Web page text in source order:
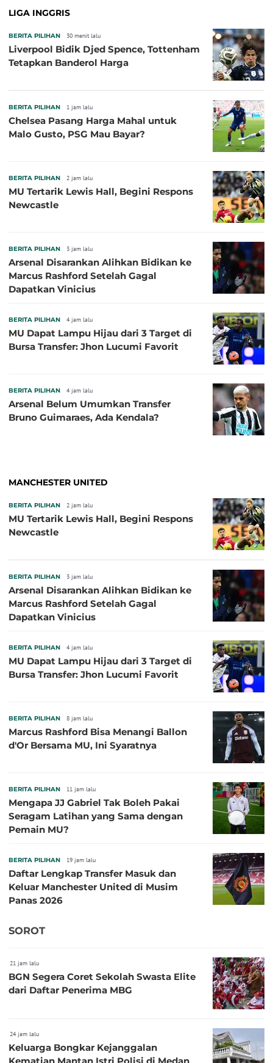
LIGA INGGRIS
BERITA PILIHAN 30 menit lalu
Liverpool Bidik Djed Spence, Tottenham
Tetapkan Banderol Harga
BERITA PILIHAN 1 jam lalu
Chelsea Pasang Harga Mahal untuk
Malo Gusto, PSG Mau Bayar?
BERITA PILIHAN 2 jam lalu
MU Tertarik Lewis Hall, Begini Respons
Newcastle
BERITA PILIHAN 3 jam lalu
Arsenal Disarankan Alihkan Bidikan ke
Marcus Rashford Setelah Gagal
Dapatkan Vinicius
BERITA PILIHAN 4 jam lalu
MU Dapat Lampu Hijau dari 3 Target di
Bursa Transfer: Jhon Lucumi Favorit
BERITA PILIHAN 4 jam lalu
Arsenal Belum Umumkan Transfer
Bruno Guimaraes, Ada Kendala?
MANCHESTER UNITED
BERITA PILIHAN 2 jam lalu
MU Tertarik Lewis Hall, Begini Respons
Newcastle
BERITA PILIHAN 3 jam lalu
Arsenal Disarankan Alihkan Bidikan ke
Marcus Rashford Setelah Gagal
Dapatkan Vinicius
BERITA PILIHAN 4 jam lalu
MU Dapat Lampu Hijau dari 3 Target di
Bursa Transfer: Jhon Lucumi Favorit
BERITA PILIHAN 8 jam lalu
Marcus Rashford Bisa Menangi Ballon
d'Or Bersama MU, Ini Syaratnya
BERITA PILIHAN 11 jam lalu
Mengapa JJ Gabriel Tak Boleh Pakai
Seragam Latihan yang Sama dengan
Pemain MU?
BERITA PILIHAN 19 jam lalu
Daftar Lengkap Transfer Masuk dan
Keluar Manchester United di Musim
Panas 2026
SOROT
21 jam lalu
BGN Segera Coret Sekolah Swasta Elite
dari Daftar Penerima MBG
24 jam lalu
Keluarga Bongkar Kejanggalan